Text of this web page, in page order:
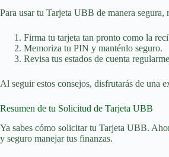
Para usar tu Tarjeta UBB de manera segura,
Firma tu tarjeta tan pronto como la
Memoriza tu PIN y manténlo seguro.
Revisa tus estados de cuenta
Al seguir estos consejos, disfrutarás de una
Resumen de tu Solicitud de Tarjeta UBB
Ya sabes cómo solicitar tu Tarjeta UBB.
y seguro manejar tus finanzas.